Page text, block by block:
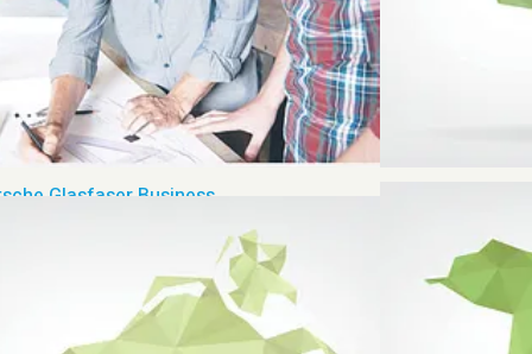
Glasfaser Business